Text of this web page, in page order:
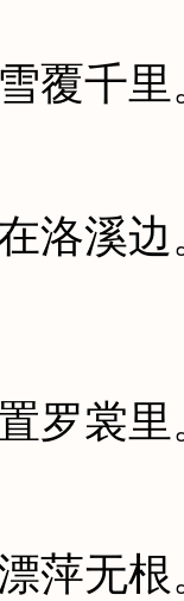
覆千
洛溪
罗裳
萍无